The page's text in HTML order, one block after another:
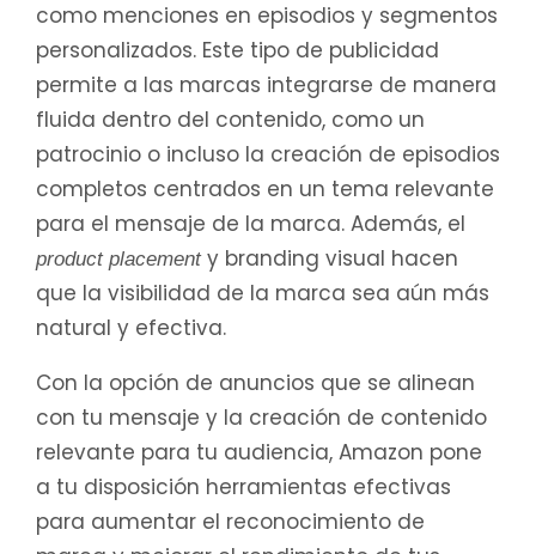
como menciones en episodios y segmentos
personalizados. Este tipo de publicidad
permite a las marcas integrarse de manera
fluida dentro del contenido, como un
patrocinio o incluso la creación de episodios
completos centrados en un tema relevante
para el mensaje de la marca. Además, el
product placementy branding visual hacen
que la visibilidad de la marca sea aún más
natural y efectiva.
Con la opción de anuncios que se alinean
con tu mensaje y la creación de contenido
relevante para tu audiencia, Amazon pone
a tu disposición herramientas efectivas
para aumentar el reconocimiento de